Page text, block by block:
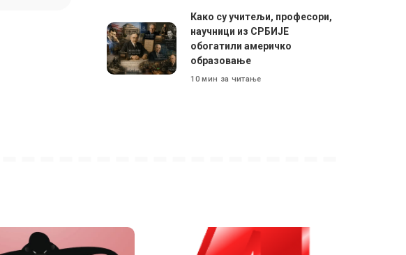
Како су учитељи, професори,
научници из СРБИЈЕ
обогатили америчко
образовање
10 мин за читање